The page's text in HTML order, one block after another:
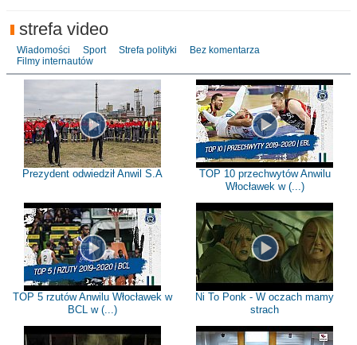
strefa video
Wiadomości Sport Strefa polityki
Bez komentarza
Filmy internautów
Prezydent odwiedził Anwil S.A
TOP 10 przechwytów Anwilu
Włocławek w (...)
TOP 5 rzutów Anwilu Włocławek w
BCL w (...)
Ni To Ponk - W oczach mamy
strach